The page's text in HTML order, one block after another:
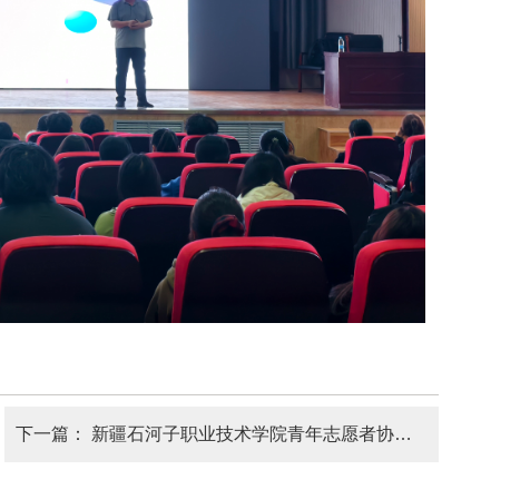
下一篇： 新疆石河子职业技术学院青年志愿者协会开展青春追“锋”行主题教育实践活动